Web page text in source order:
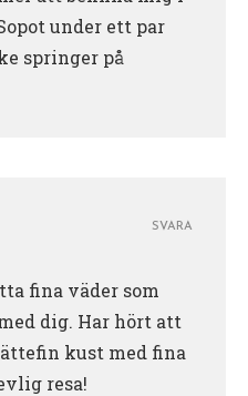
under ett par
springer på
fina väder som
dig. Har hört att
kust med fina
resa!
SVARA